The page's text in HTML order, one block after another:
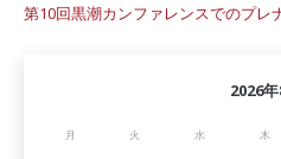
第10回黒潮カンファレンスでのプレ
2026
月 火 水 木